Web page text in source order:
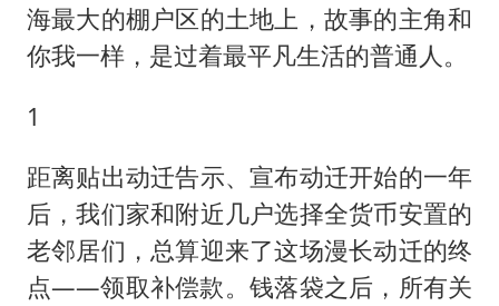
现代版摸金校尉落网查获400多枚古币
服务实体经济 财政金融打出组合拳
海最大的棚户区的土地上，故事的主角和
你我一样，是过着最平凡生活的普通人。
1
距离贴出动迁告示、宣布动迁开始的一年
后，我们家和附近几户选择全货币安置的
老邻居们，总算迎来了这场漫长动迁的终
点——领取补偿款。钱落袋之后，所有关